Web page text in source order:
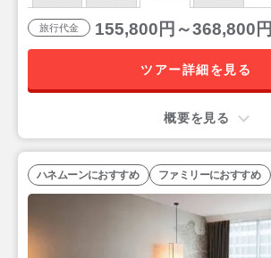
旅行代金 155,800円～368,800円
ツアー詳細を見る
概要を見る
ハネムーンにおすすめ ファミリーにおすすめ